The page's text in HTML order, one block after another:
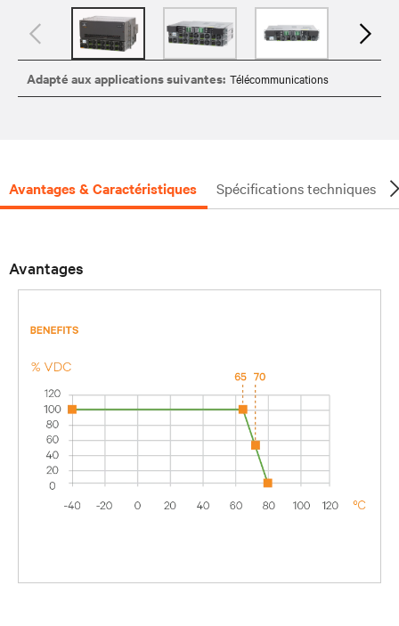
Adapté aux applications suivantes: Télécommunications
Avantages & Caractéristiques Spécifications techniques
Avantages